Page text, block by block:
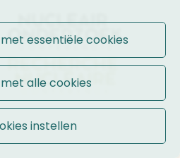
essentiële cookies
alle cookies
instellen